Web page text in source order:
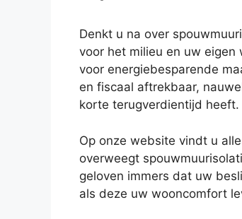
Denkt u na over
voor het milieu en uw eigen
voor energiebesparende
en fiscaal aftrekbaar,
korte terugverdientijd heeft.
Op onze website vindt u
overweegt
geloven immers dat uw
als deze uw wooncomfort